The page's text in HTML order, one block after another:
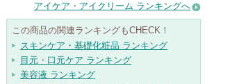
アイケア・アイクリーム ランキングへ
この商品の関連ランキングもCHECK！
スキンケア・基礎化粧品 ランキング
目元・口元ケア ランキング
美容液 ランキング